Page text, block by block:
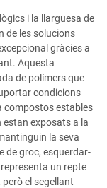
i la llarguesa de
de les solucions
gràcies a
Aquesta
de polímers que
condicions
compostos estables
estan exposats a la
la seva
de groc, esquerdar-
un repte
el segellant